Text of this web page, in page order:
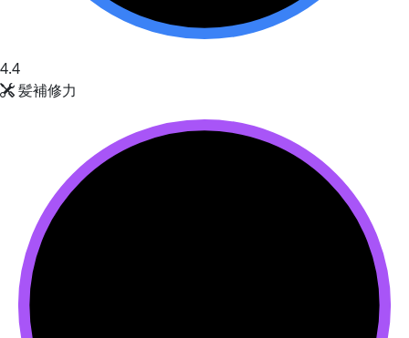
4.4
髪補修力